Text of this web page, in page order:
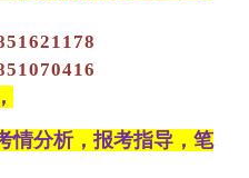
情分析，报考指导，笔